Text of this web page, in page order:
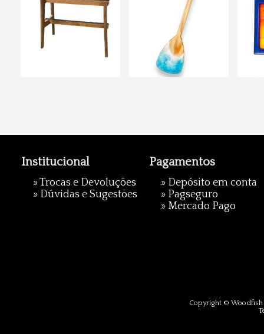
Institucional
»Trocas e Devoluções
» Dúvidas e Sugestões
Pagamentos
» Depósito em conta
» Pagseguro
» Mercado Pago
Copyright © Woodfish